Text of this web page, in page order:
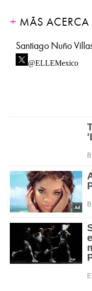
MÁS ACERCA
Santiago Nuño
@ELLEMexico